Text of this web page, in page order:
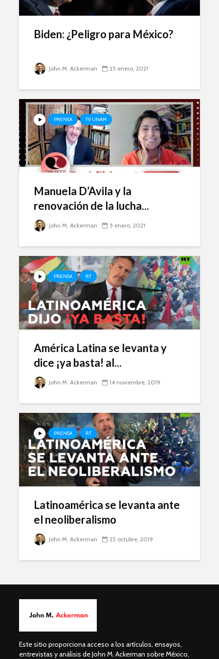
Biden: ¿Peligro para México?
John M. Ackerman 25 enero, 2021
PRENSA TV UNAM
Manuela D’Avila y la
renovación de la lucha...
John M. Ackerman 5 enero, 2021
PRENSA RT
América Latina se levanta y
dice ¡ya basta! al...
John M. Ackerman 14 noviembre, 2019
PRENSA RT
Latinoamérica se levanta ante
el neoliberalismo
John M. Ackerman 25 octubre, 2019
Este sitio proporciona acceso a los artículos, ensayos,
entrevistas y análisis de John M. Ackerman sobre México,
Astillero
AMLO es